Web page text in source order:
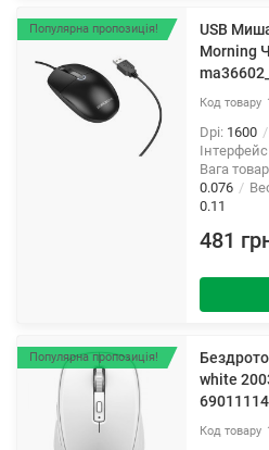
Популярна пропозиція!
USB
Morning
Dpi: 1600
Вага
0.076
0.11
481
Популярна пропозиція!
white